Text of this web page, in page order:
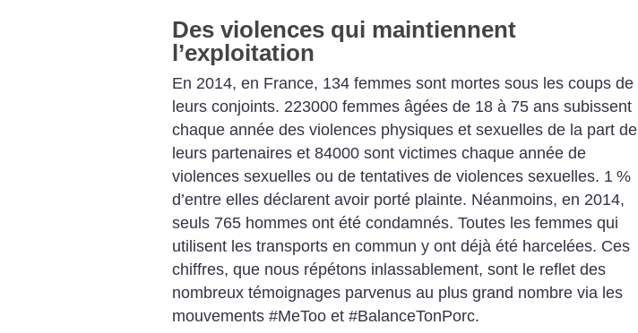
Des violences qui maintiennent
l’exploitation
En 2014, en France, 134 femmes sont mortes sous les coups de
leurs conjoints. 223000 femmes âgées de 18 à 75 ans subissent
chaque année des violences physiques et sexuelles de la part de
leurs partenaires et 84000 sont victimes chaque année de
violences sexuelles ou de tentatives de violences sexuelles. 1 %
d’entre elles déclarent avoir porté plainte. Néanmoins, en 2014,
seuls 765 hommes ont été condamnés. Toutes les femmes qui
utilisent les transports en commun y ont déjà été harcelées. Ces
chiffres, que nous répétons inlassablement, sont le reflet des
nombreux témoignages parvenus au plus grand nombre via les
mouvements #MeToo et #BalanceTonPorc.